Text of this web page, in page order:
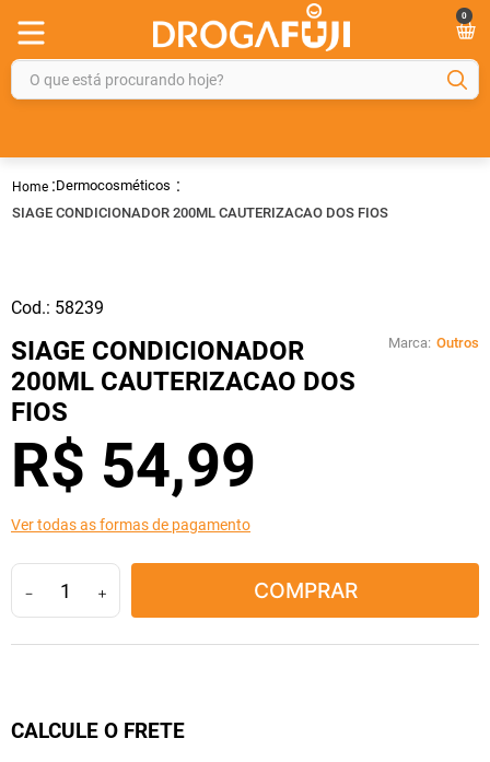
0
O que está procurando hoje?
Dermocosméticos
SIAGE CONDICIONADOR 200ML CAUTERIZACAO DOS FIOS
Cod.: 58239
SIAGE CONDICIONADOR
200ML CAUTERIZACAO DOS
FIOS
Marca: Outros
R$ 54,99
Ver todas as formas de pagamento
＋
－ COMPRAR
CALCULE O FRETE
2º
gelmax
5º
protetor solar
6º
shampoo
7º
dipirona
fraldas geriátricas
º
tadalafila